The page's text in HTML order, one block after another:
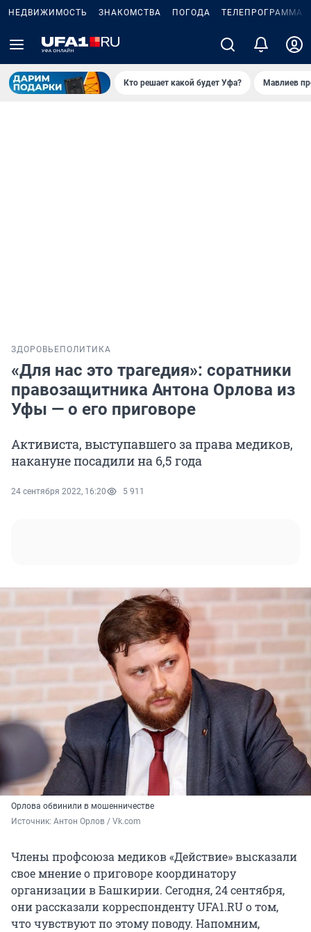
НЕДВИЖИМОСТЬ ЗНАКОМСТВА ПОГОДА ТЕЛЕПРОГРАММА
Кто решает какой будет Уфа? Мавлиев
ЗДОРОВЬЕ ПОЛИТИКА
«Для нас это трагедия»: соратники
правозащитника Антона Орлова из
Уфы — о его приговоре
Активиста, выступавшего за права медиков,
накануне посадили на 6,5 года
24 сентября 2022, 16:20 5 911
Орлова обвинили в мошенничестве
Источник: Антон Орлов / Vk.com
Члены профсоюза медиков «Действие» высказали
свое мнение о приговоре координатору
организации в Башкирии. Сегодня, 24 сентября,
они рассказали корреспонденту UFA1.RU о том,
что чувствуют по этому поводу. Напомним,